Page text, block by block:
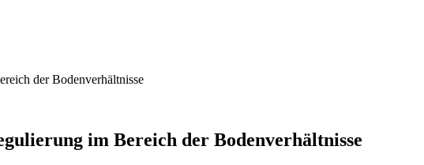
der Bodenverhältnisse
im Bereich der Bodenverhältnisse